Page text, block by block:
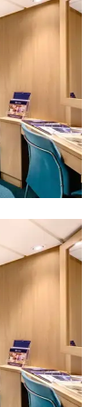
di
le vetrine
può
ad arrivare
e la